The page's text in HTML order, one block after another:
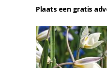
Plaats een gratis